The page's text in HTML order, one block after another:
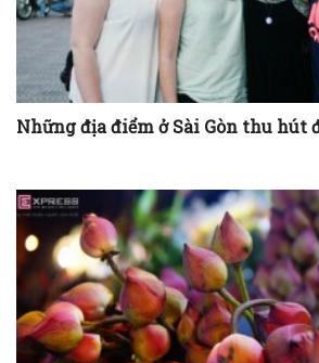
Những địa điểm ở Sài Gòn thu hút